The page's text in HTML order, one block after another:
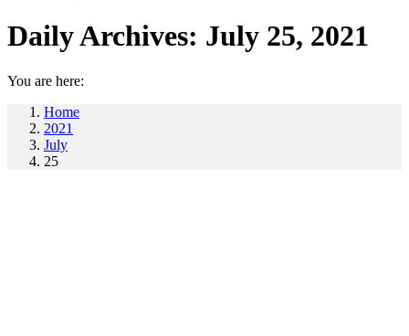
Daily Archives: July 25, 2021
You are here:
Home
2021
July
25